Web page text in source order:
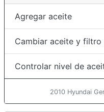
Agregar aceite
Cambiar aceite y filtro
Controlar nivel de
2010 Hyundai